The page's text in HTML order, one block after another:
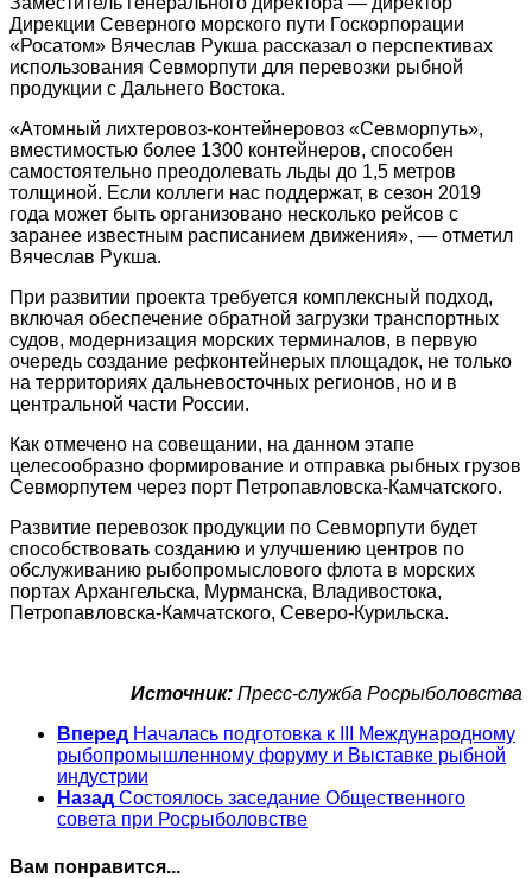
Дирекции Северного морского пути Госкорпорации
«Росатом» Вячеслав Рукша рассказал о перспективах
использования Севморпути для перевозки рыбной
продукции с Дальнего Востока.
«Атомный лихтеровоз-контейнеровоз «Севморпуть»,
вместимостью более 1300 контейнеров, способен
самостоятельно преодолевать льды до 1,5 метров
толщиной. Если коллеги нас поддержат, в сезон 2019
года может быть организовано несколько рейсов с
заранее известным расписанием движения», — отметил
Вячеслав Рукша.
При развитии проекта требуется комплексный подход,
включая обеспечение обратной загрузки транспортных
судов, модернизация морских терминалов, в первую
очередь создание рефконтейнерых площадок, не только
на территориях дальневосточных регионов, но и в
центральной части России.
Как отмечено на совещании, на данном этапе
целесообразно формирование и отправка рыбных грузов
Севморпутем через порт Петропавловска-Камчатского.
Развитие перевозок продукции по Севморпути будет
способствовать созданию и улучшению центров по
обслуживанию рыбопромыслового флота в морских
портах Архангельска, Мурманска, Владивостока,
Петропавловска-Камчатского, Северо-Курильска.
Источник: Пресс-служба Росрыболовства
Вперед Началась подготовка к III Международному
рыбопромышленному форуму и Выставке рыбной
индустрии
Назад Состоялось заседание Общественного
совета при Росрыболовстве
Вам понравится...